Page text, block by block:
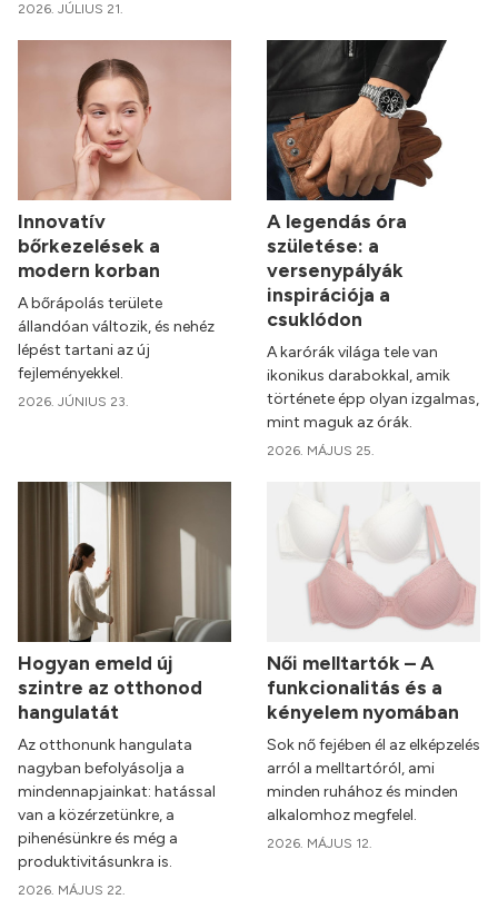
2026. JÚLIUS 21.
Innovatív
bőrkezelések a
modern korban
A bőrápolás területe
állandóan változik, és nehéz
lépést tartani az új
fejleményekkel.
2026. JÚNIUS 23.
A legendás óra
születése: a
versenypályák
inspirációja a
csuklódon
A karórák világa tele van
ikonikus darabokkal, amik
története épp olyan izgalmas,
mint maguk az órák.
2026. MÁJUS 25.
Hogyan emeld új
szintre az otthonod
hangulatát
Az otthonunk hangulata
nagyban befolyásolja a
mindennapjainkat: hatással
van a közérzetünkre, a
pihenésünkre és még a
produktivitásunkra is.
2026. MÁJUS 22.
Női melltartók – A
funkcionalitás és a
kényelem nyomában
Sok nő fejében él az elképzelés
arról a melltartóról, ami
minden ruhához és minden
alkalomhoz megfelel.
2026. MÁJUS 12.